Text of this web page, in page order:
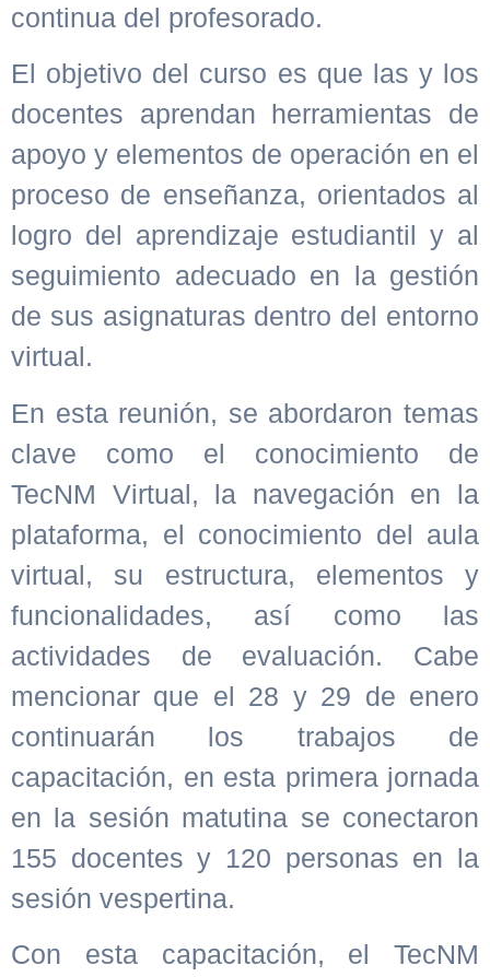
continua del profesorado.
El objetivo del curso es que las y los
docentes aprendan herramientas de
apoyo y elementos de operación en el
proceso de enseñanza, orientados al
logro del aprendizaje estudiantil y al
seguimiento adecuado en la gestión
de sus asignaturas dentro del entorno
virtual.
En esta reunión, se abordaron temas
clave como el conocimiento de
TecNM Virtual, la navegación en la
plataforma, el conocimiento del aula
virtual, su estructura, elementos y
funcionalidades, así como las
actividades de evaluación. Cabe
mencionar que el 28 y 29 de enero
continuarán los trabajos de
capacitación, en esta primera jornada
en la sesión matutina se conectaron
155 docentes y 120 personas en la
sesión vespertina.
Con esta capacitación, el TecNM